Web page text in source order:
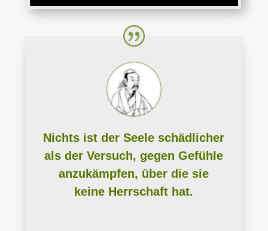
Nichts ist der Seele schädlicher
als der Versuch, gegen Gefühle
anzukämpfen, über die sie
keine Herrschaft hat.